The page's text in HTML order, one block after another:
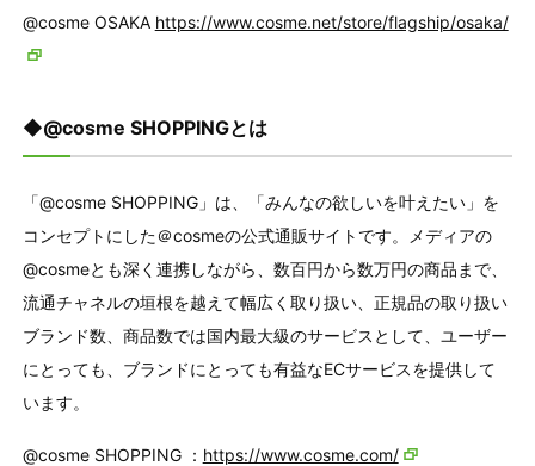
@cosme OSAKA https://www.cosme.net/store/flagship/osaka/
◆@cosme SHOPPINGとは
「@cosme SHOPPING」は、「みんなの欲しいを叶えたい」を
コンセプトにした＠cosmeの公式通販サイトです。メディアの
@cosmeとも深く連携しながら、数百円から数万円の商品まで、
流通チャネルの垣根を越えて幅広く取り扱い、正規品の取り扱い
ブランド数、商品数では国内最大級のサービスとして、ユーザー
にとっても、ブランドにとっても有益なECサービスを提供して
います。
@cosme SHOPPING ： https://www.cosme.com/